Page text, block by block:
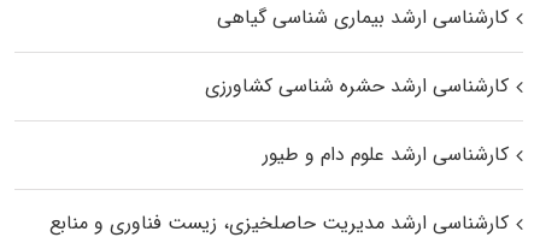
کارشناسی ارشد بیماری‌ شناسی گیاهی
کارشناسی ارشد حشره‌ شناسی کشاورزی
کارشناسی ارشد علوم دام و طیور
کارشناسی ارشد مدیریت حاصلخیزی، زیست فناوری و منابع